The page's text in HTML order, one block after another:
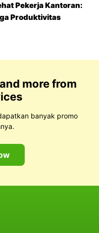
Pekerja Kantoran:
Produktivitas
more from
banyak promo